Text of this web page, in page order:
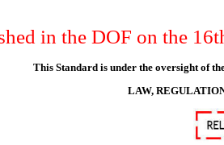
in the DOF on the
This Standard is under the oversight of
LAW,